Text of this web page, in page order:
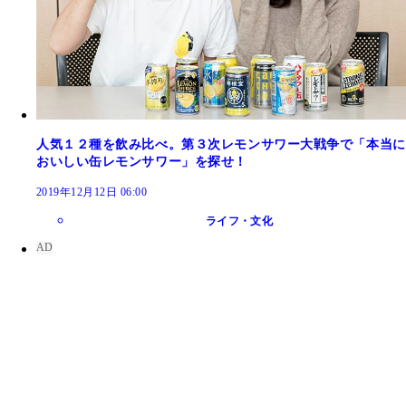
人気１２種を飲み比べ。第３次レモンサワー大戦争で「本当に
おいしい缶レモンサワー」を探せ！
2019年12月12日 06:00
ライフ・文化